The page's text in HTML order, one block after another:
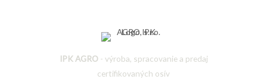
IPK AGRO- výroba, spracovanie a predaj
certifikovaných osív